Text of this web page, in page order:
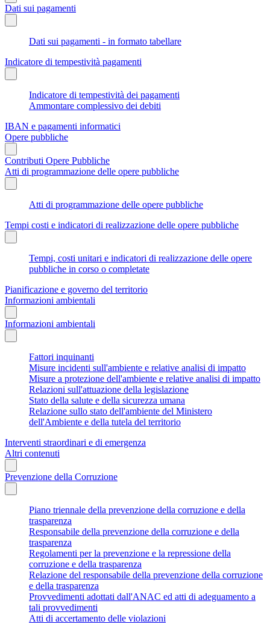
Dati sui pagamenti
Dati sui pagamenti - in formato tabellare
Indicatore di tempestività pagamenti
Indicatore di tempestività dei pagamenti
Ammontare complessivo dei debiti
IBAN e pagamenti informatici
Opere pubbliche
Contributi Opere Pubbliche
Atti di programmazione delle opere pubbliche
Atti di programmazione delle opere pubbliche
Tempi costi e indicatori di realizzazione delle opere pubbliche
Tempi, costi unitari e indicatori di realizzazione delle opere
pubbliche in corso o completate
Pianificazione e governo del territorio
Informazioni ambientali
Informazioni ambientali
Fattori inquinanti
Misure incidenti sull'ambiente e relative analisi di impatto
Misure a protezione dell'ambiente e relative analisi di impatto
Relazioni sull'attuazione della legislazione
Stato della salute e della sicurezza umana
Relazione sullo stato dell'ambiente del Ministero
dell'Ambiente e della tutela del territorio
Interventi straordinari e di emergenza
Altri contenuti
Prevenzione della Corruzione
Piano triennale della prevenzione della corruzione e della
trasparenza
Responsabile della prevenzione della corruzione e della
trasparenza
Regolamenti per la prevenzione e la repressione della
corruzione e della trasparenza
Relazione del responsabile della prevenzione della corruzione
e della trasparenza
Provvedimenti adottati dall'ANAC ed atti di adeguamento a
tali provvedimenti
Atti di accertamento delle violazioni